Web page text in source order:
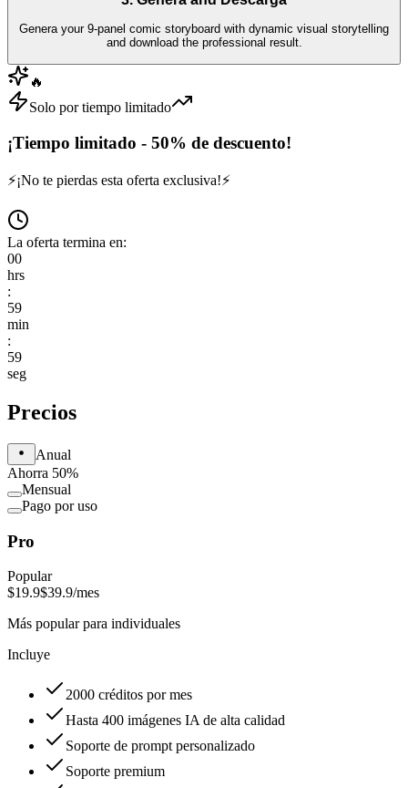
Genera your 9-panel comic storyboard with dynamic visual storytelling
and download the professional result.
🔥
Solo por tiempo limitado
¡Tiempo limitado - 50% de descuento!
⚡¡No te pierdas esta oferta exclusiva!⚡
La oferta termina en:
00
hrs
:
59
min
:
59
seg
Precios
Anual
Ahorra 50%
Mensual
Pago por uso
Pro
Popular
$19.9$39.9/mes
Más popular para individuales
Incluye
2000 créditos por mes
Hasta 400 imágenes IA de alta calidad
Soporte de prompt personalizado
Soporte premium